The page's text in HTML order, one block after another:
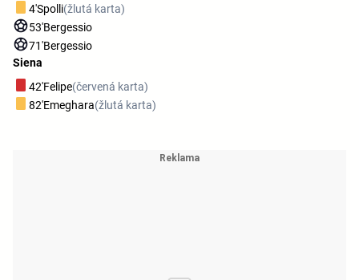
4'Spolli(žlutá karta)
53'Bergessio
71'Bergessio
Siena
42'Felipe(červená karta)
82'Emeghara(žlutá karta)